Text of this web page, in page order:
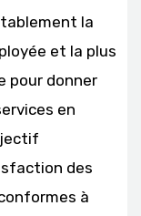
la
et la plus
pour donner
en
des
à